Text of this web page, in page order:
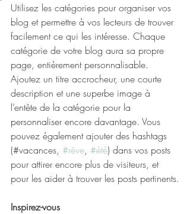
Utilisez les catégories pour organiser vos
blog et permettre à vos lecteurs de trouver
facilement ce qui les intéresse. Chaque
catégorie de votre blog aura sa propre
page, entièrement personnalisable.
Ajoutez un titre accrocheur, une courte
description et une superbe image à
l’entête de la catégorie pour la
personnaliser encore davantage. Vous
pouvez également ajouter des hashtags
(#vacances, #rêve, #été) dans vos posts
pour attirer encore plus de visiteurs, et
pour les aider à trouver les posts pertinents.
Inspirez-vous